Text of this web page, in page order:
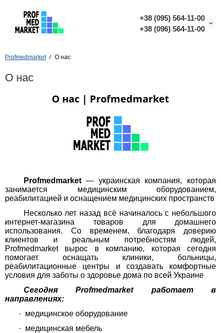
+38 (095) 564-11-00
+38 (096) 564-11-00
Profmedmarket О нас
О нас
О нас | Profmedmarket
Profmedmarket— украинская компания, которая
занимается медицинским оборудованием,
реабилитацией и оснащением медицинских пространств
Несколько лет назад всё начиналось с небольшого
интернет-магазина товаров для домашнего
использования. Со временем, благодаря доверию
клиентов и реальным потребностям людей,
Profmedmarket вырос в компанию, которая сегодня
помогает оснащать клиники, больницы,
реабилитационные центры и создавать комфортные
условия для заботы о здоровье дома по всей Украине
Сегодня Profmedmarket работает в
направлениях:
· медицинское оборудование
· медицинская мебель